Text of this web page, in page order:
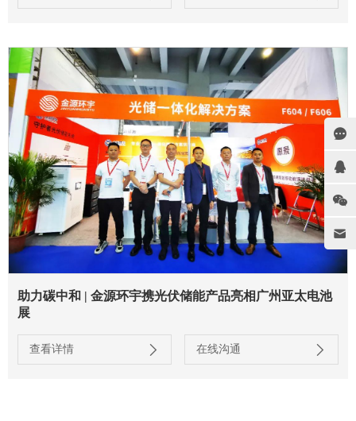
助力碳中和 | 金源环宇携光伏储能产品亮相广州亚太电池
展
查看详情 在线沟通